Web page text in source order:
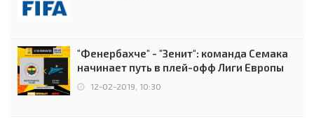
"Фенербахче" - "Зенит": команда Семака
начинает путь в плей-офф Лиги Европы
12-02-2019, 10:30